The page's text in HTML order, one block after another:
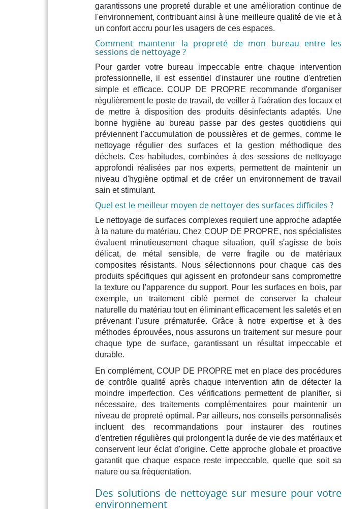
garantissons une propreté durable et une amélioration continue de
l'environnement, contribuant ainsi à une meilleure qualité de vie et à
un confort accru pour les usagers de ces espaces.
Comment maintenir la propreté de mon bureau entre les
sessions de nettoyage ?
Pour garder votre bureau impeccable entre chaque intervention
professionnelle, il est essentiel d'instaurer une routine d'entretien
simple et efficace. COUP DE PROPRE recommande d'organiser
régulièrement le poste de travail, de veiller à l'aération des locaux et
de mettre à disposition des produits désinfectants adaptés. Une
bonne hygiène au bureau passe par des gestes quotidiens qui
préviennent l'accumulation de poussières et de germes, comme le
nettoyage régulier des surfaces et la gestion méthodique des
déchets. Ces habitudes, combinées à des sessions de nettoyage
approfondi réalisées par nos experts, permettent de maintenir un
niveau d'hygiène optimal et de créer un environnement de travail
sain et stimulant.
Quel est le meilleur moyen de nettoyer des surfaces difficiles ?
Le nettoyage de surfaces complexes requiert une approche adaptée
à la nature du matériau. Chez COUP DE PROPRE, nos spécialistes
évaluent minutieusement chaque situation, qu'il s'agisse de bois
délicat, de métal sensible, de verre fragile ou de matériaux
composites résistants. Nous sélectionnons pour chaque cas des
produits spécifiques qui agissent en profondeur sans compromettre
la texture ou l'apparence du support. Pour les surfaces en bois, par
exemple, un traitement ciblé permet de conserver la chaleur
naturelle du matériau tout en éliminant efficacement les saletés et en
prévenant l'usure prématurée. Grâce à notre expertise et à des
méthodes éprouvées, nous assurons un traitement sur mesure pour
chaque type de surface, garantissant un résultat impeccable et
durable.
En complément, COUP DE PROPRE met en place des procédures
de contrôle qualité après chaque intervention afin de détecter la
moindre imperfection. Ces vérifications permettent de planifier, si
nécessaire, des traitements complémentaires pour maintenir un
niveau de propreté optimal. Par ailleurs, nos conseils personnalisés
incluent des recommandations pour instaurer des routines
d'entretien régulières qui prolongent la durée de vie des matériaux et
conservent leur éclat d'origine. Cette approche globale et proactive
garantit que chaque espace reste impeccable, quelle que soit sa
nature ou sa fréquentation.
Des solutions de nettoyage sur mesure pour votre
environnement